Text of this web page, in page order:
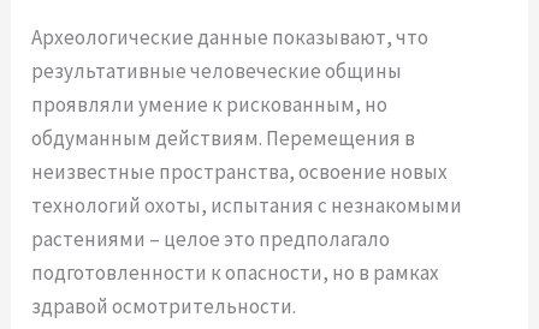
Археологические данные показывают, что
результативные человеческие общины
проявляли умение к рискованным, но
обдуманным действиям. Перемещения в
неизвестные пространства, освоение новых
технологий охоты, испытания с незнакомыми
растениями – целое это предполагало
подготовленности к опасности, но в рамках
здравой осмотрительности.